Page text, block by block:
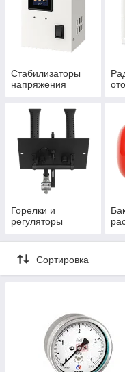
Стабилизаторы
напряжения
Горелки и
регуляторы
Сортировка